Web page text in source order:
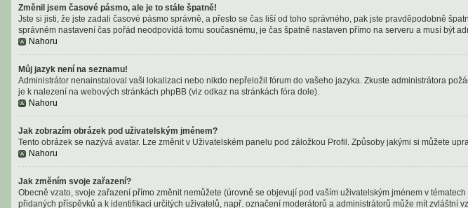
Změnil jsem časové pásmo, ale je to stále špatně!
Jste si jisti, že jste zadali časové pásmo správně, a přesto se čas liší od toho správného, pak jste pravděpodobně
správném nastavení čas pořád neodpovídá tomu současnému, je čas špatně nastaven přímo na serveru a musí být
Nahoru
Můj jazyk není na seznamu!
Administrátor nenainstaloval vaši lokalizaci nebo nikdo nepřeložil fórum do vašeho jazyka. Zkuste administrátora
je k nalezení na webových stránkách phpBB (viz odkaz na stránkách fóra dole).
Nahoru
Jak zobrazím obrázek pod uživatelským jménem?
Tento obrázek se nazývá avatar. Lze změnit v Uživatelském panelu pod záložkou Profil. Způsoby jakými si můžete
Nahoru
Jak změním svoje zařazení?
Obecně vzato, svoje zařazení přímo změnit nemůžete (úrovně se objevují pod vaším uživatelským jménem v
přidaných příspěvků a k identifikaci určitých uživatelů, např. označení moderátorů a administrátorů může mít